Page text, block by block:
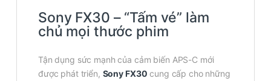
Sony FX30 – “Tấm vé” làm
chủ mọi thước phim
Tận dụng sức mạnh của cảm biến APS-C mới
được phát triển, Sony FX30 cung cấp cho những